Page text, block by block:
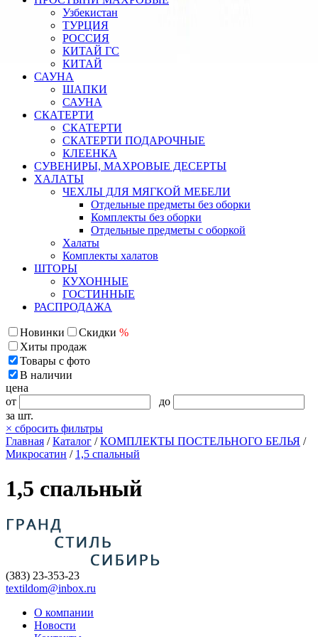
Узбекистан
ТУРЦИЯ
РОССИЯ
КИТАЙ ГС
КИТАЙ
САУНА
ШАПКИ
САУНА
СКАТЕРТИ
СКАТЕРТИ
СКАТЕРТИ ПОДАРОЧНЫЕ
КЛЕЕНКА
СУВЕНИРЫ, МАХРОВЫЕ ДЕСЕРТЫ
ХАЛАТЫ
ЧЕХЛЫ ДЛЯ МЯГКОЙ МЕБЕЛИ
Отдельные предметы без оборки
Комплекты без оборки
Отдельные предметы с оборкой
Халаты
Комплекты халатов
ШТОРЫ
КУХОННЫЕ
ГОСТИННЫЕ
РАСПРОДАЖА
Новинки Скидки %
Хиты продаж
Товары с фото
В наличии
цена
от
до
за шт.
× сбросить фильтры
Главная /Каталог /КОМПЛЕКТЫ ПОСТЕЛЬНОГО БЕЛЬЯ /
Микросатин / 1,5 спальный
1,5 спальный
(383) 23-353-23
textildom@inbox.ru
О компании
Новости